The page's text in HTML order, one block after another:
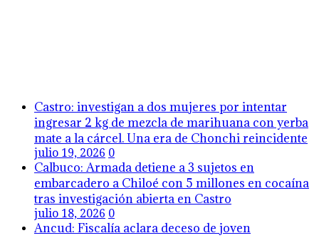
Castro: investigan a dos mujeres por intentar
ingresar 2 kg de mezcla de marihuana con yerba
mate a la cárcel. Una era de Chonchi reincidente
julio 19, 2026 0
Calbuco: Armada detiene a 3 sujetos en
embarcadero a Chiloé con 5 millones en cocaína
tras investigación abierta en Castro
julio 18, 2026 0
Ancud: Fiscalía aclara deceso de joven